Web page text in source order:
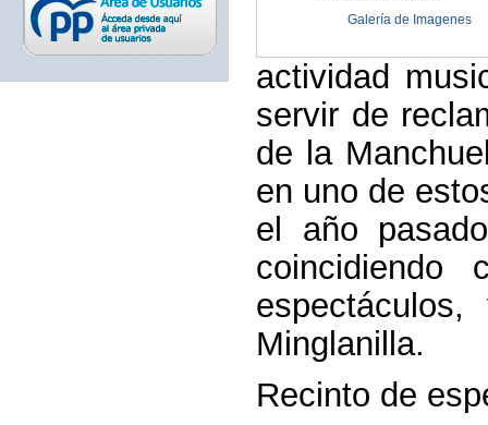
Galería de Imagenes
actividad
servir de
de la
en uno de
el año
Minglanilla.
Recinto de